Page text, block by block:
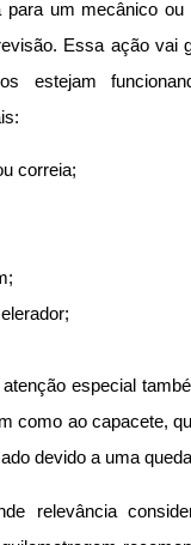
para um mecânico ou
Essa ação vai
estejam
correia;
especial
como ao capacete,
devido a uma
relevância